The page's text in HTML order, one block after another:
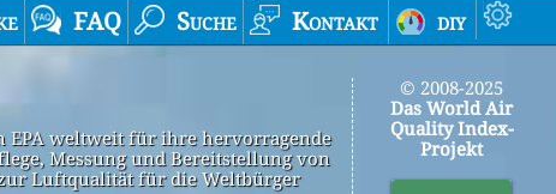
FAQ Suche Kontakt diy
EPA weltweit für ihre hervorragende
Messung und Bereitstellung von
Luftqualität für die Weltbürger
© 2008-2025
Das World Air
Quality Index-
Projekt